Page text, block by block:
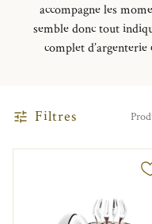
accompagne les
semble donc tout
complet d’argenterie
Filtres